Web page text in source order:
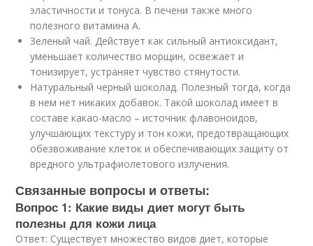
эластичности и тонуса. В печени также много
полезного витамина А.
Зеленый чай. Действует как сильный антиоксидант,
уменьшает количество морщин, освежает и
тонизирует, устраняет чувство стянутости.
Натуральный черный шоколад. Полезный тогда, когда
в нем нет никаких добавок. Такой шоколад имеет в
составе какао-масло – источник флавоноидов,
улучшающих текстуру и тон кожи, предотвращающих
обезвоживание клеток и обеспечивающих защиту от
вредного ультрафиолетового излучения.
Связанные вопросы и ответы:
Вопрос 1: Какие виды диет могут быть
полезны для кожи лица
Ответ: Существует множество видов диет, которые